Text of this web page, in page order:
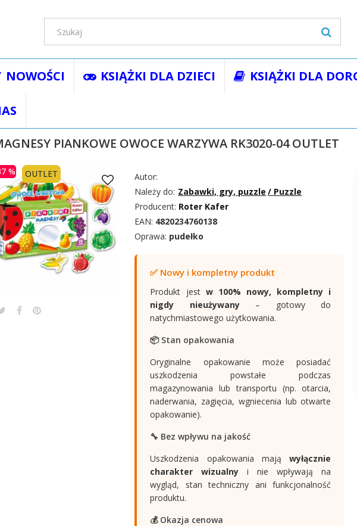
NOWOŚCI KSIĄŻKI DLA DZIECI KSIĄŻKI DLA
Strona główna
PIANKOWE OWOCE WARZYWA RK3020-04 OUTLET
% OUTLET
Autor:
Należy do: Zabawki, gry, puzzle / Puzzle
Producent: Roter Kafer
EAN: 4820234760138
Oprawa: pudełko
✅ Nowy i kompletny produkt
Produkt jest w 100% nowy, kompletny i
nigdy nieużywany– gotowy do
natychmiastowego użytkowania.
📦 Stan opakowania
Oryginalne opakowanie może posiadać
uszkodzenia powstałe podczas
magazynowania lub transportu (np. otarcia,
naderwania, zagięcia, wgniecenia lub otwarte
opakowanie).
🔧 Bez wpływu na jakość
Uszkodzenia opakowania mająwyłącznie
charakter wizualny i nie wpływają na
wygląd, stan techniczny ani funkcjonalność
produktu.
💰 Okazja cenowa